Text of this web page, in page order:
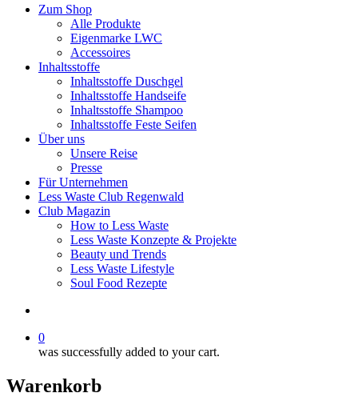
Zum Shop
Alle Produkte
Eigenmarke LWC
Accessoires
Inhaltsstoffe
Inhaltsstoffe Duschgel
Inhaltsstoffe Handseife
Inhaltsstoffe Shampoo
Inhaltsstoffe Feste Seifen
Über uns
Unsere Reise
Presse
Für Unternehmen
Less Waste Club Regenwald
Club Magazin
How to Less Waste
Less Waste Konzepte & Projekte
Beauty und Trends
Less Waste Lifestyle
Soul Food Rezepte
0
was successfully added to your cart.
Warenkorb